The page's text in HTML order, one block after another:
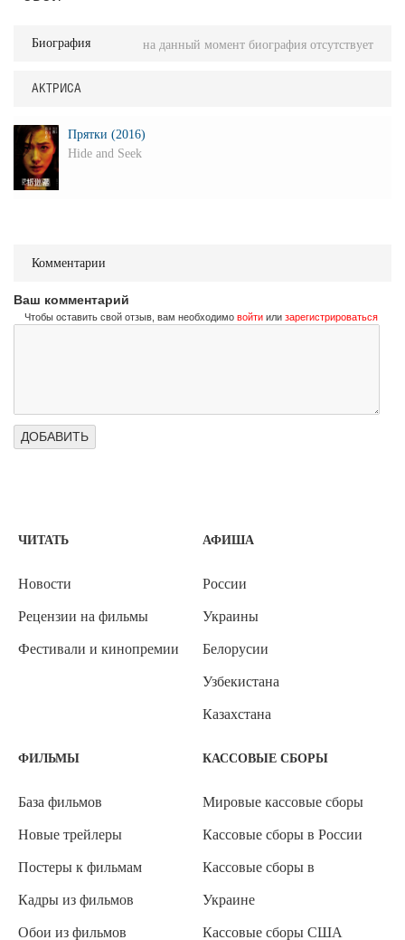
Биография на данный момент биография отсутствует
АКТРИСА
Прятки (2016)
Hide and Seek
Комментарии
Ваш комментарий
Чтобы оставить свой отзыв, вам необходимо войти или зарегистрироваться
ЧИТАТЬ
Новости
Рецензии на фильмы
Фестивали и кинопремии
АФИША
России
Украины
Белорусии
Узбекистана
Казахстана
ФИЛЬМЫ
База фильмов
Новые трейлеры
Постеры к фильмам
Кадры из фильмов
Обои из фильмов
КАССОВЫЕ СБОРЫ
Мировые кассовые сборы
Кассовые сборы в России
Кассовые сборы в
Украине
Кассовые сборы США